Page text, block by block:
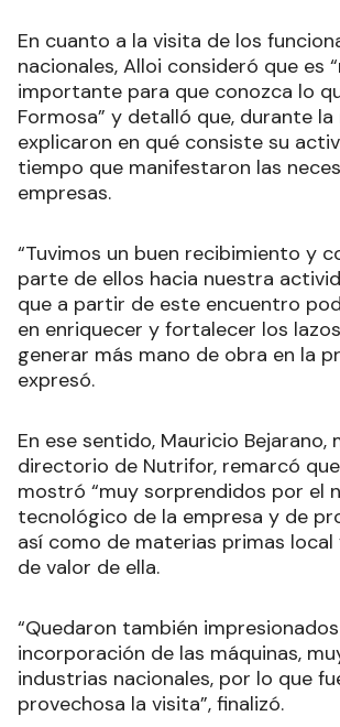
En cuanto a la visita de los
nacionales, Alloi consideró que es
importante para que conozca lo
Formosa” y detalló que, durante la
explicaron en qué consiste su
tiempo que manifestaron las
empresas.
“Tuvimos un buen recibimiento y
parte de ellos hacia nuestra
que a partir de este encuentro
en enriquecer y fortalecer los
generar más mano de obra en la
expresó.
En ese sentido, Mauricio Bejarano,
directorio de Nutrifor, remarcó
mostró “muy sorprendidos por el
tecnológico de la empresa y de
así como de materias primas
de valor de ella.
“Quedaron también
incorporación de las máquinas,
industrias nacionales, por lo que
provechosa la visita”, finalizó.